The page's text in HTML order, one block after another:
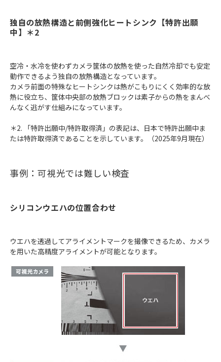
独自の放熱構造と前側強化ヒートシンク【特許出願
中】＊2
空冷・水冷を使わずカメラ筐体の放熱を使った自然冷却でも安定
動作できるよう独自の放熱構造となっています。
カメラ前面の特殊なヒートシンクは熱がこもりにくく効率的な放
熱に役立ち、筐体中央部の放熱ブロックは素子からの熱をまんべ
んなく逃がす仕組みになっています。
＊2. 「特許出願中/特許取得済」の表記は、日本で特許出願中ま
たは特許取得済であることを示しています。（2025年9月現在）
事例：可視光では難しい検査
シリコンウエハの位置合わせ
ウエハを透過してアライメントマークを撮像できるため、カメラ
を用いた高精度アライメントが可能となります。